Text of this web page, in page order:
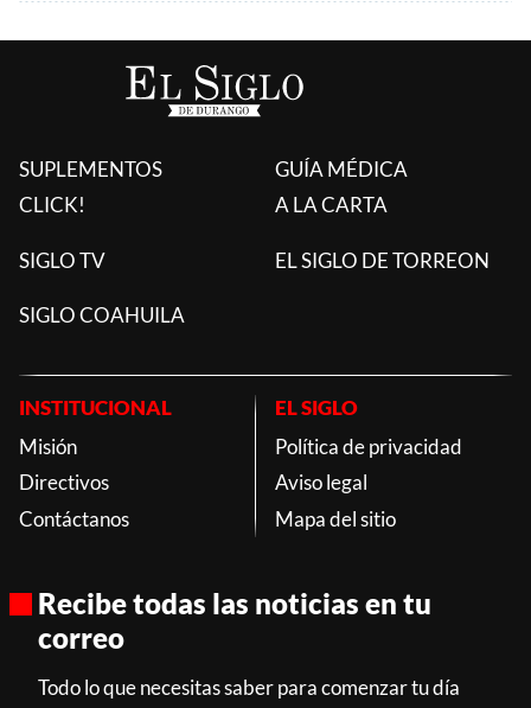
SUPLEMENTOS
CLICK!
GUÍA MÉDICA
A LA CARTA
SIGLO TV EL SIGLO DE TORREON
SIGLO COAHUILA
INSTITUCIONAL
Misión
Directivos
Contáctanos
EL SIGLO
Política de privacidad
Aviso legal
Mapa del sitio
Recibe todas las noticias en tu
correo
Todo lo que necesitas saber para comenzar tu día